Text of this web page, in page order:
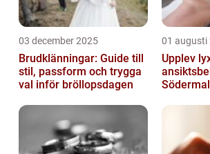
03 december 2025
Brudklänningar: Guide till
stil, passform och trygga
val inför bröllopsdagen
01 augusti
Upplev